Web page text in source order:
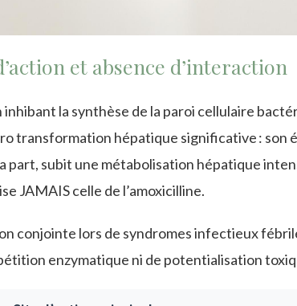
et absence d’interaction
inhibant la synthèse de la paroi cellulaire
transformation hépatique significative : son
part, subit une métabolisation hépatique
JAMAIS celle de l’amoxicilline.
conjointe lors de syndromes infectieux
enzymatique ni de potentialisation